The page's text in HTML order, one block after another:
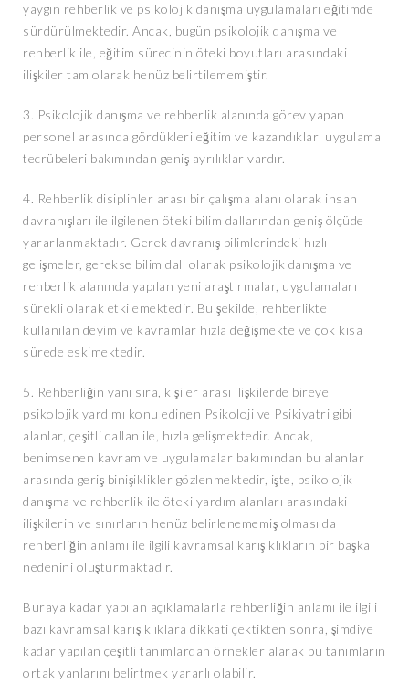
yaygın rehberlik ve psikolojik danışma uygulamaları eğitimde
sürdürülmektedir. Ancak, bugün psikolojik danışma ve
rehberlik ile, eğitim sürecinin öteki boyutları arasındaki
ilişkiler tam olarak henüz belirtilememiştir.
3. Psikolojik danışma ve rehberlik alanında görev yapan
personel arasında gördükleri eğitim ve kazandıkları uygulama
tecrübeleri bakımından geniş ayrılıklar vardır.
4. Rehberlik disiplinler arası bir çalışma alanı olarak insan
davranışları ile ilgilenen öteki bilim dallarından geniş ölçüde
yararlanmaktadır. Gerek davranış bilimlerindeki hızlı
gelişmeler, gerekse bilim dalı olarak psikolojik danışma ve
rehberlik alanında yapılan yeni araştırmalar, uygulamaları
sürekli olarak etkilemektedir. Bu şekilde, rehberlikte
kullanılan deyim ve kavramlar hızla değişmekte ve çok kısa
sürede eskimektedir.
5. Rehberliğin yanı sıra, kişiler arası ilişkilerde bireye
psikolojik yardımı konu edinen Psikoloji ve Psikiyatri gibi
alanlar, çeşitli dallan ile, hızla gelişmektedir. Ancak,
benimsenen kavram ve uygulamalar bakımından bu alanlar
arasında geriş binişiklikler gözlenmektedir, işte, psikolojik
danışma ve rehberlik ile öteki yardım alanları arasındaki
ilişkilerin ve sınırların henüz belirlenememiş olması da
rehberliğin anlamı ile ilgili kavramsal karışıklıkların bir başka
nedenini oluşturmaktadır.
Buraya kadar yapılan açıklamalarla rehberliğin anlamı ile ilgili
bazı kavramsal karışıklıklara dikkati çektikten sonra, şimdiye
kadar yapılan çeşitli tanımlardan örnekler alarak bu tanımların
ortak yanlarını belirtmek yararlı olabilir.